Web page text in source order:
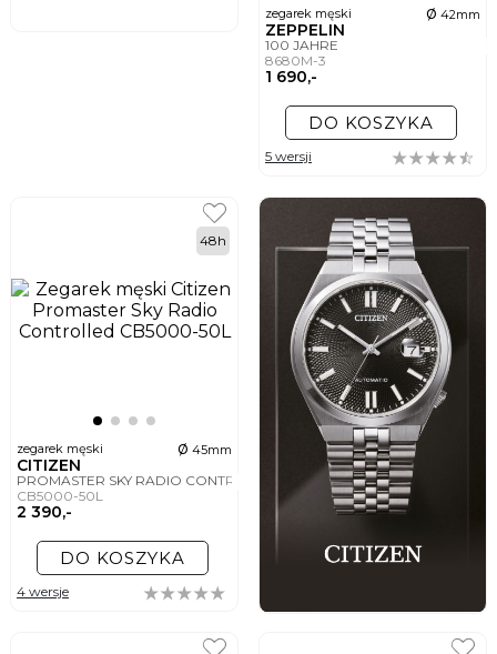
zegarek męski ø 42mm
ZEPPELIN
100 JAHRE
8680M-3
1 690,-
DO KOSZYKA
5 wersji
zegarek męski ø 45mm
CITIZEN
PROMASTER SKY RADIO CONTROLLED
CB5000-50L
2 390,-
48h
DO KOSZYKA
4 wersje